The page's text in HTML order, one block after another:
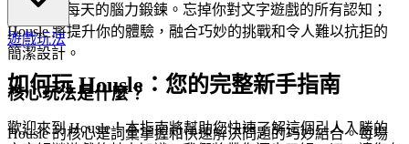
新定義你每天的腦力鍛鍊。忘掉你對文字遊戲的所有認知；
Housle 將提升你的體驗，融合巧妙的挑戰和令人難以抗拒的
簡潔設計。
核心玩法是什麼？
Housle 的核心是詞彙掌握和快速解決問題的巧妙結合。每場
遊戲玩法
如何玩 Housle：您的完整新手指南
歡迎來到 Housle！本指南將幫助您快速了解這個引人入勝的